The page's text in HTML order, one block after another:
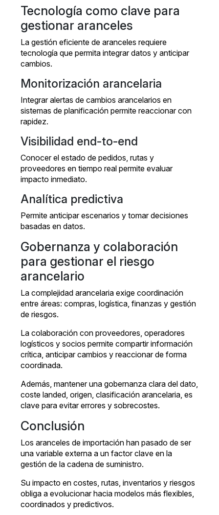
Tecnología como clave para
gestionar aranceles
La gestión eficiente de aranceles requiere
tecnología que permita integrar datos y anticipar
cambios.
Monitorización arancelaria
Integrar alertas de cambios arancelarios en
sistemas de planificación permite reaccionar con
rapidez.
Visibilidad end-to-end
Conocer el estado de pedidos, rutas y
proveedores en tiempo real permite evaluar
impacto inmediato.
Analítica predictiva
Permite anticipar escenarios y tomar decisiones
basadas en datos.
Gobernanza y colaboración
para gestionar el riesgo
arancelario
La complejidad arancelaria exige coordinación
entre áreas: compras, logística, finanzas y gestión
de riesgos.
La colaboración con proveedores, operadores
logísticos y socios permite compartir información
crítica, anticipar cambios y reaccionar de forma
coordinada.
Además, mantener una gobernanza clara del dato,
coste landed, origen, clasificación arancelaria, es
clave para evitar errores y sobrecostes.
Conclusión
Los aranceles de importación han pasado de ser
una variable externa a un factor clave en la
gestión de la cadena de suministro.
Su impacto en costes, rutas, inventarios y riesgos
obliga a evolucionar hacia modelos más flexibles,
coordinados y predictivos.